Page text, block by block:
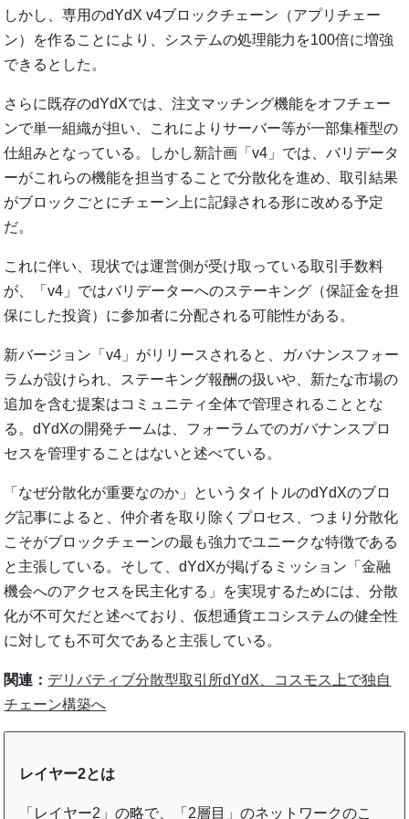
しかし、専用のdYdX v4ブロックチェーン（アプリチェー
ン）を作ることにより、システムの処理能力を100倍に増強
できるとした。
さらに既存のdYdXでは、注文マッチング機能をオフチェー
ンで単一組織が担い、これによりサーバー等が一部集権型の
仕組みとなっている。しかし新計画「v4」では、バリデータ
ーがこれらの機能を担当することで分散化を進め、取引結果
がブロックごとにチェーン上に記録される形に改める予定
だ。
これに伴い、現状では運営側が受け取っている取引手数料
が、「v4」ではバリデーターへのステーキング（保証金を担
保にした投資）に参加者に分配される可能性がある。
新バージョン「v4」がリリースされると、ガバナンスフォー
ラムが設けられ、ステーキング報酬の扱いや、新たな市場の
追加を含む提案はコミュニティ全体で管理されることとな
る。dYdXの開発チームは、フォーラムでのガバナンスプロ
セスを管理することはないと述べている。
「なぜ分散化が重要なのか」というタイトルのdYdXのブロ
グ記事によると、仲介者を取り除くプロセス、つまり分散化
こそがブロックチェーンの最も強力でユニークな特徴である
と主張している。そして、dYdXが掲げるミッション「金融
機会へのアクセスを民主化する」を実現するためには、分散
化が不可欠だと述べており、仮想通貨エコシステムの健全性
に対しても不可欠であると主張している。
関連： デリバティブ分散型取引所dYdX、コスモス上で独自
チェーン構築へ
レイヤー2とは
「レイヤー2」の略で、「2層目」のネットワークのこ